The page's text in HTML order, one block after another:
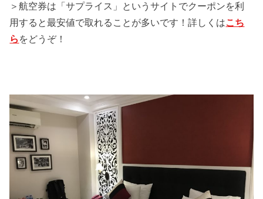
＞航空券は「サプライス」というサイトでクーポンを利
用すると最安値で取れることが多いです！詳しくはこち
ら をどうぞ！